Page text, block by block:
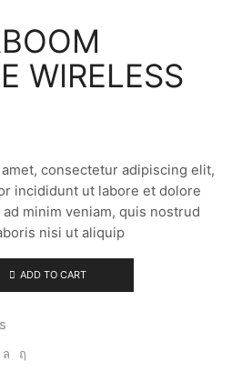
WIRELESS
consectetur adipiscing elit,
incididunt ut labore et dolore
minim veniam, quis nostrud
nisi ut aliquip
ADD TO CART